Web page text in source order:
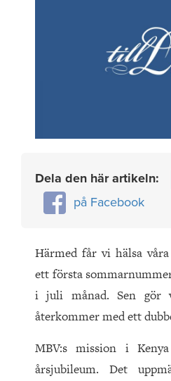
Dela den här artikeln:
på Facebook
Härmed får vi hälsa
ett första
i juli månad. Sen gör
återkommer med ett
MBV:s mission i
årsjubileum. Det